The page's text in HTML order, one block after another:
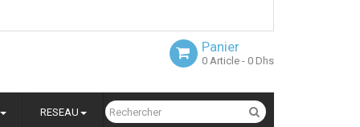
Panier
0 Article - 0 Dhs
RESEAU